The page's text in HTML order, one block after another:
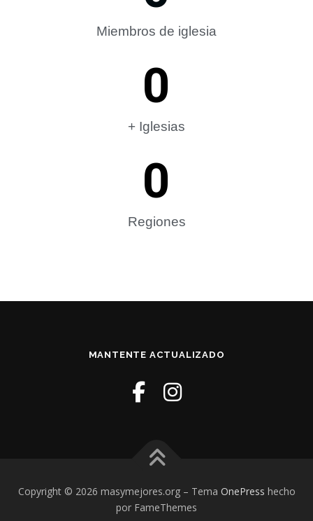
Miembros de iglesia
0
+ Iglesias
0
Regiones
MANTENTE ACTUALIZADO
Copyright © 2026 masymejores.org – Tema OnePress hecho
por FameThemes